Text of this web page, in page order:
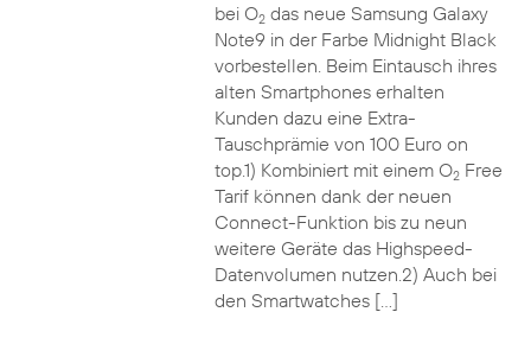
bei O2das neue Samsung Galaxy
Note9 in der Farbe Midnight Black
vorbestellen. Beim Eintausch ihres
alten Smartphones erhalten
Kunden dazu eine Extra-
Tauschprämie von 100 Euro on
top.1) Kombiniert mit einem O2Free
Tarif können dank der neuen
Connect-Funktion bis zu neun
weitere Geräte das Highspeed-
Datenvolumen nutzen.2) Auch bei
den Smartwatches […]